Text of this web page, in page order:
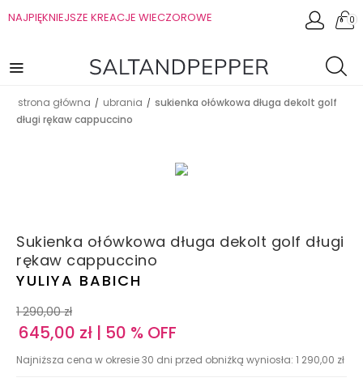
NAJPIĘKNIEJSZE KREACJE WIECZOROWE 0
strona główna / ubrania / sukienka ołówkowa długa dekolt golf
długi rękaw cappuccino
Sukienka ołówkowa długa dekolt golf długi
rękaw cappuccino
YULIYA BABICH
1 290,00 zł
645,00 zł | 50 % OFF
Najniższa cena w okresie 30 dni przed obniżką wyniosła: 1 290,00 zł